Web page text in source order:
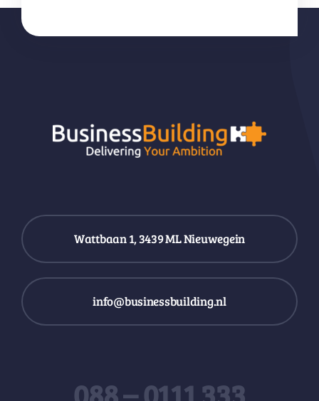
Wattbaan 1, 3439 ML Nieuwegein
info@businessbuilding.nl